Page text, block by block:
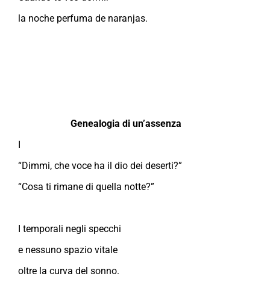
la noche perfuma de naranjas.
Genealogia di un’assenza
“Dimmi, che voce ha il dio dei deserti?”
“Cosa ti rimane di quella notte?”
I temporali negli specchi
e nessuno spazio vitale
oltre la curva del sonno.